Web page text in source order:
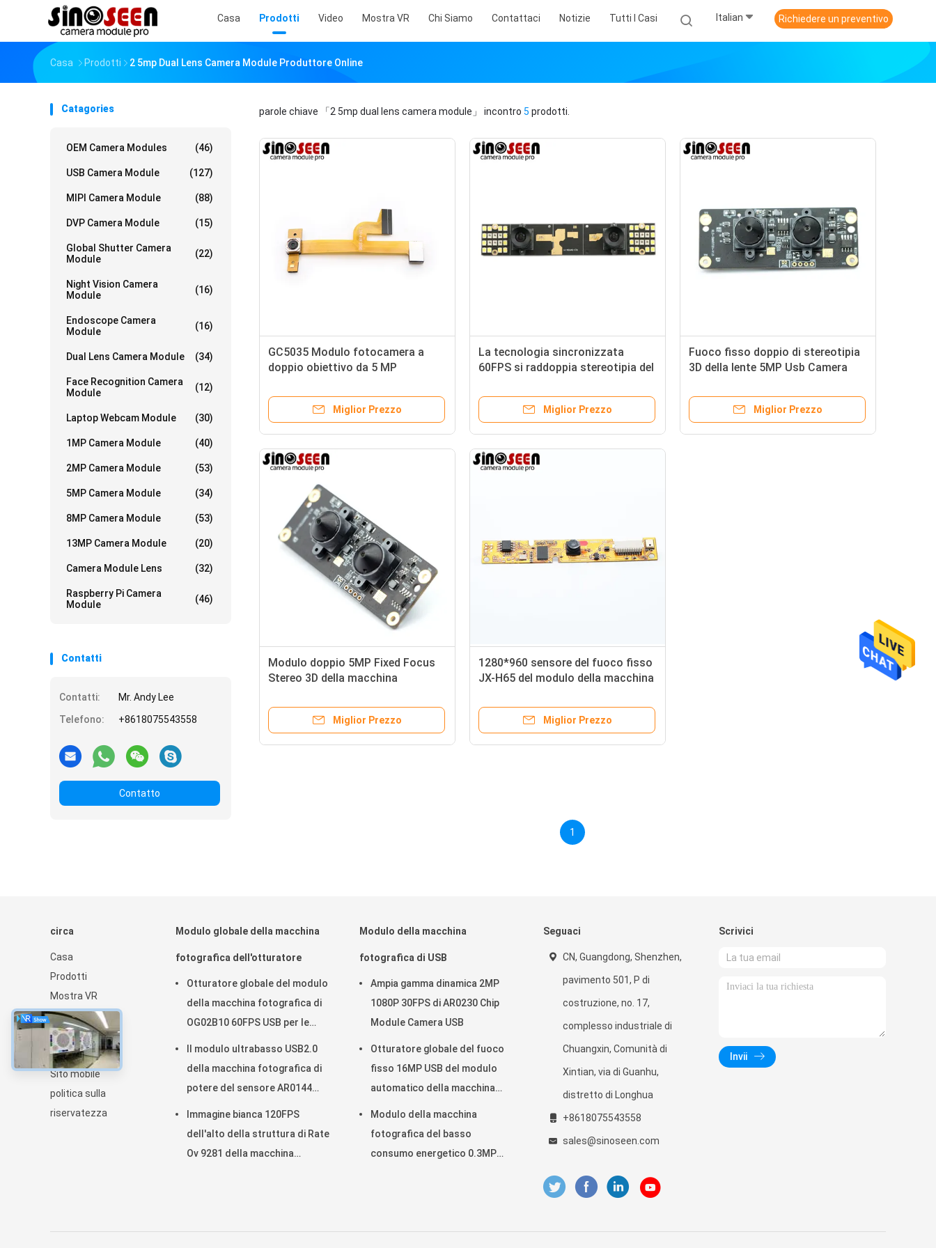
Casa Prodotti Video Mostra VR Chi Siamo Contattaci Notizie Tutti I Casi Italian Richiedere un preventivo
Casa Prodotti 2 5mp Dual Lens Camera Module Produttore Online
Catagories
OEM Camera Modules (46)
USB Camera Module (127)
MIPI Camera Module (88)
DVP Camera Module (15)
Global Shutter Camera
Module
(22)
Night Vision Camera
Module
(16)
Endoscope Camera
Module
(16)
Dual Lens Camera Module (34)
Face Recognition Camera
Module
(12)
Laptop Webcam Module (30)
1MP Camera Module (40)
2MP Camera Module (53)
5MP Camera Module (34)
8MP Camera Module (53)
13MP Camera Module (20)
Camera Module Lens (32)
Raspberry Pi Camera
Module
(46)
Contatti
Contatti:
Mr. Andy Lee
Telefono:
+8618075543558
Contatto
parole chiave 「2 5mp dual lens camera module」 incontro 5 prodotti.
GC5035 Modulo fotocamera a
doppio obiettivo da 5 MP
Applicazione fotocamera mobile
Miglior Prezzo
La tecnologia sincronizzata
60FPS si raddoppia stereotipia del
fotografica della lente
Miglior Prezzo
Fuoco fisso doppio di stereotipia
3D della lente 5MP Usb Camera
Omnivision OV5640
Miglior Prezzo
Modulo doppio 5MP Fixed Focus
Stereo 3D della macchina
OV5640
Miglior Prezzo
1280*960 sensore del fuoco fisso
JX-H65 del modulo della macchina
HD USB
Miglior Prezzo
1
circa
Casa
Prodotti
Mostra VR
Chi siamo
notizie
Mappa del sito
Sito mobile
politica sulla
riservatezza
Modulo globale della macchina
fotografica dell'otturatore
Otturatore globale del modulo
della macchina fotografica di
OG02B10 60FPS USB per le
Il modulo ultrabasso USB2.0
della macchina fotografica di
potere del sensore AR0144
Immagine bianca 120FPS
dell'alto della struttura di Rate
Ov 9281 della macchina
Modulo della macchina
fotografica di USB
Ampia gamma dinamica 2MP
1080P 30FPS di AR0230 Chip
Module Camera USB
Otturatore globale del fuoco
fisso 16MP USB del modulo
automatico della macchina
Modulo della macchina
fotografica del basso
consumo energetico 0.3MP
Seguaci
CN, Guangdong, Shenzhen,
pavimento 501, P di
costruzione, no. 17,
complesso industriale di
Chuangxin, Comunità di
Xintian, via di Guanhu,
distretto di Longhua
+8618075543558
sales@sinoseen.com
Scrivici
Invii